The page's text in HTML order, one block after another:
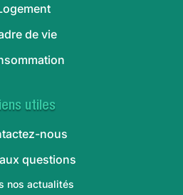
de vie
utiles
nous
questions
nos actualités